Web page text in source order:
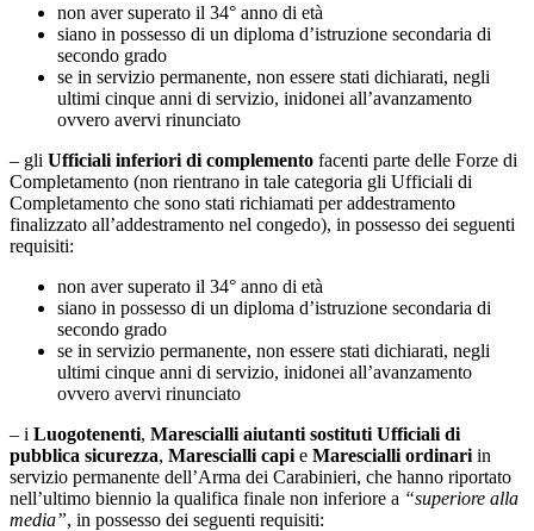
non aver superato il 34° anno di età
siano in possesso di un diploma d’istruzione secondaria di
secondo grado
se in servizio permanente, non essere stati dichiarati, negli
ultimi cinque anni di servizio, inidonei all’avanzamento
ovvero avervi rinunciato
– gli Ufficiali inferiori di complemento facenti parte delle Forze di
Completamento (non rientrano in tale categoria gli Ufficiali di
Completamento che sono stati richiamati per addestramento
finalizzato all’addestramento nel congedo), in possesso dei seguenti
requisiti:
non aver superato il 34° anno di età
siano in possesso di un diploma d’istruzione secondaria di
secondo grado
se in servizio permanente, non essere stati dichiarati, negli
ultimi cinque anni di servizio, inidonei all’avanzamento
ovvero avervi rinunciato
– i Luogotenenti, Marescialli aiutanti sostituti Ufficiali di
pubblica sicurezza, Marescialli capi e Marescialli ordinari in
servizio permanente dell’Arma dei Carabinieri, che hanno riportato
nell’ultimo biennio la qualifica finale non inferiore a “superiore alla
media”, in possesso dei seguenti requisiti: